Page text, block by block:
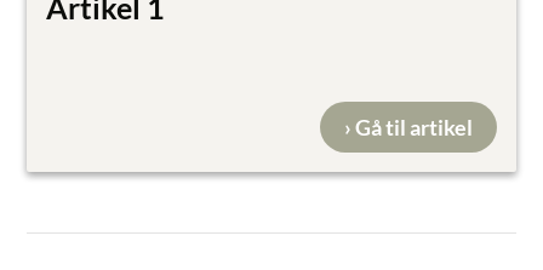
Artikel 1
› Gå til artikel